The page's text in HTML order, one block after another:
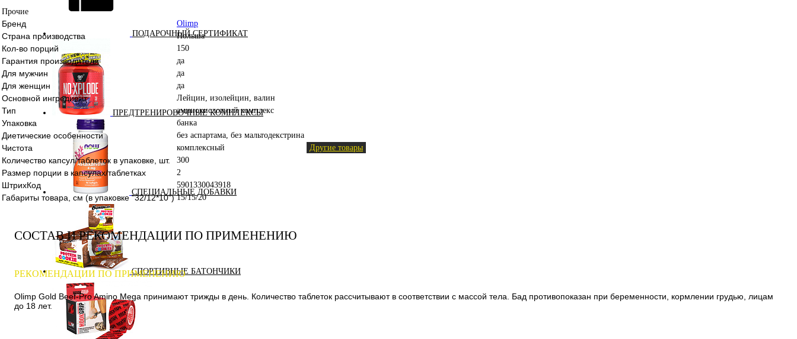
ПОДАРОЧНЫЙ СЕРТИФИКАТ
ПРЕДТРЕНИРОВОЧНЫЕ КОМПЛЕКСЫ
СПЕЦИАЛЬНЫЕ ДОБАВКИ
СПОРТИВНЫЕ БАТОНЧИКИ
Прочие
Бренд Olimp
Страна производства Польша
Кол-во порций 150
Гарантия производителя да
Для мужчин да
Для женщин да
Основной ингредиент Лейцин, изолейцин, валин
Тип аминокислотный комплекс
Упаковка банка
Диетические особенности без аспартама, без мальтодекстрина
Чистота комплексный Другие товары
Количество капсул/таблеток в упаковке, шт. 300
Размер порции в капсулах/таблетках 2
ШтрихКод 5901330043918
Габариты товара, см (в упаковке "32/12*10") 15/15/20
СОСТАВ И РЕКОМЕНДАЦИИ ПО ПРИМЕНЕНИЮ
РЕКОМЕНДАЦИИ ПО ПРИМЕНЕНИЮ
Olimp Gold Beef-Pro Amino Mega принимают трижды в день. Количество таблеток рассчитывают в соответствии с массой тела. Бад противопоказан при беременности, кормлении грудью, лицам
до 18 лет.